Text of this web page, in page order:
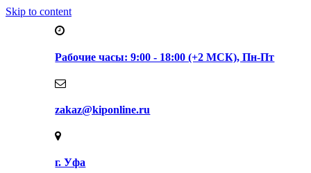
Skip to content
Рабочие часы: 9:00 - 18:00 (+2 МСК), Пн-Пт
zakaz@kiponline.ru
г. Уфа